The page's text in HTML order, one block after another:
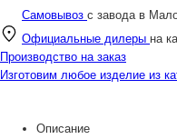
Самовывоз с завода в
Официальные дилеры на
Производство на заказ
Изготовим любое изделие из
Описание